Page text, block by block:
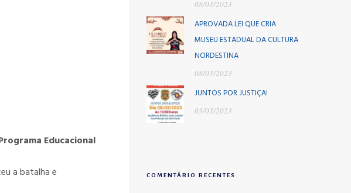
Educacional
a batalha e
08/03/2023
APROVADA LEI QUE CRIA
MUSEU ESTADUAL DA CULTURA
NORDESTINA
08/03/2023
JUNTOS POR JUSTIÇA!
03/03/2023
COMENTÁRIO RECENTES